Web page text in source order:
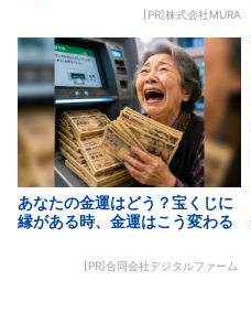
[PR]株式会社MURA
あなたの金運はどう？宝くじに
縁がある時、金運はこう変わる
[PR]合同会社デジタルファーム